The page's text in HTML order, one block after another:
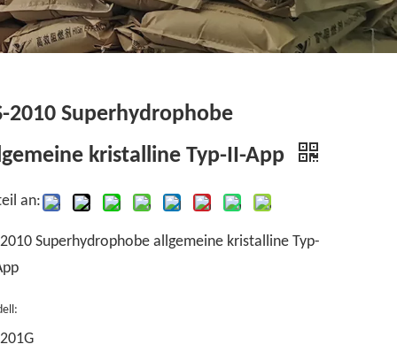
2010 Superhydrophobe
kristalline Typ-II-App
an:
2010 Superhydrophobe allgemeine kristalline Typ-